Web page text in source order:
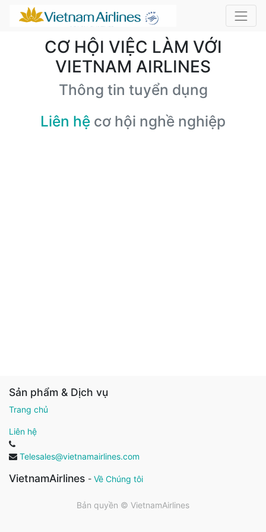
CƠ HỘI VIỆC LÀM VỚI
VIETNAM AIRLINES
Thông tin tuyển dụng
Liên hệ cơ hội nghề nghiệp
Sản phẩm & Dịch vụ
Trang chủ
Liên hệ
Telesales@vietnamairlines.com
VietnamAirlines - Về Chúng tôi
Bản quyền © VietnamAirlines